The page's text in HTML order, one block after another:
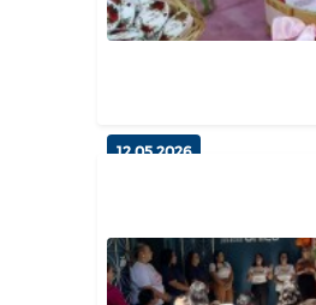
12.05.2026
Afeto e Comunidade:
São Miguel celebra o